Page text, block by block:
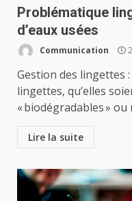
Problématique
d’eaux usées
Communication
Gestion des lingettes
lingettes, qu’elles
« biodégradables » ou
Lire la suite